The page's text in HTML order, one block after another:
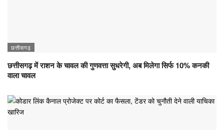
छत्तीसगढ़
छत्तीसगढ़ में राशन के चावल की गुणवत्ता सुधरेगी, अब मिलेगा सिर्फ 10% कनकी
वाला चावल